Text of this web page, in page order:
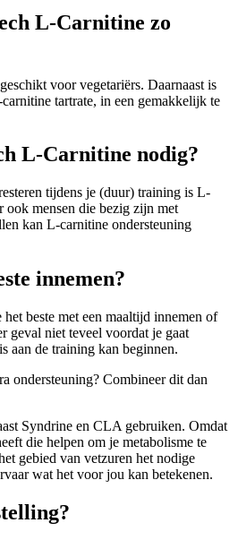
L-Carnitine zo
voor vegetariërs. Daarnaast is
tartrate, in een gemakkelijk te
L-Carnitine nodig?
tijdens je (duur) training is L-
ook mensen die bezig zijn met
kan L-carnitine ondersteuning
innemen?
beste met een maaltijd innemen of
geval niet teveel voordat je gaat
aan de training kan beginnen.
ondersteuning? Combineer dit dan
Syndrine en CLA gebruiken. Omdat
die helpen om je metabolisme te
gebied van vetzuren het nodige
wat het voor jou kan betekenen.